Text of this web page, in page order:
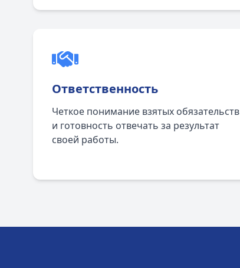
Ответственность
Четкое понимание взятых обязательств
и готовность отвечать за результат
своей работы.